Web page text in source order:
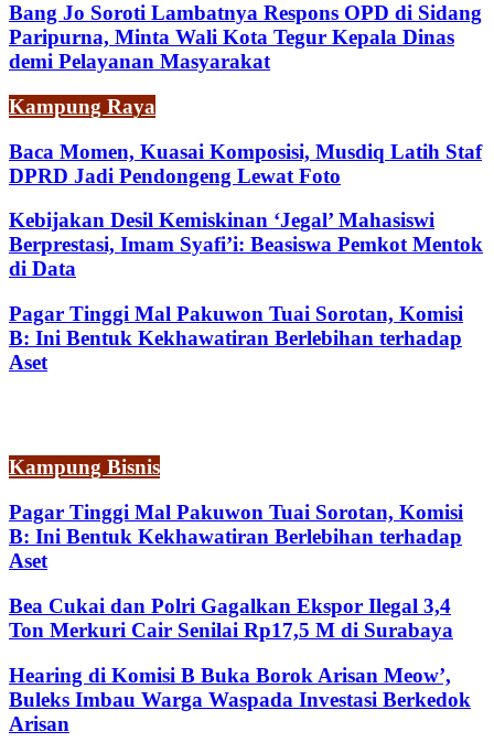
Bang Jo Soroti Lambatnya Respons OPD di Sidang
Paripurna, Minta Wali Kota Tegur Kepala Dinas
demi Pelayanan Masyarakat
Kampung Raya
Baca Momen, Kuasai Komposisi, Musdiq Latih Staf
DPRD Jadi Pendongeng Lewat Foto
Kebijakan Desil Kemiskinan ‘Jegal’ Mahasiswi
Berprestasi, Imam Syafi’i: Beasiswa Pemkot Mentok
di Data
Pagar Tinggi Mal Pakuwon Tuai Sorotan, Komisi
B: Ini Bentuk Kekhawatiran Berlebihan terhadap
Aset
Kampung Bisnis
Pagar Tinggi Mal Pakuwon Tuai Sorotan, Komisi
B: Ini Bentuk Kekhawatiran Berlebihan terhadap
Aset
Bea Cukai dan Polri Gagalkan Ekspor Ilegal 3,4
Ton Merkuri Cair Senilai Rp17,5 M di Surabaya
Hearing di Komisi B Buka Borok Arisan Meow’,
Buleks Imbau Warga Waspada Investasi Berkedok
Arisan